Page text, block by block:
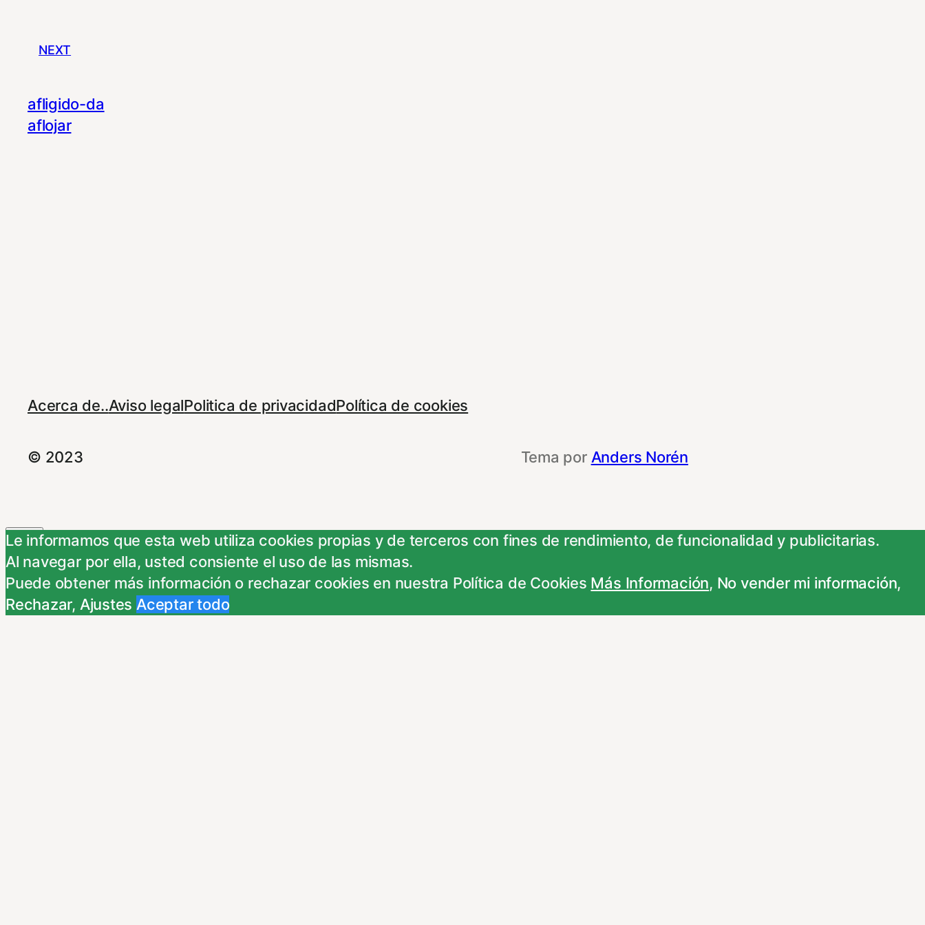
NEXT
afligido-da
aflojar
Acerca de..Aviso legalPolitica de privacidadPolítica de cookies
© 2023 Tema por Anders Norén
Le informamos que esta web utiliza cookies propias y de terceros con fines de rendimiento, de funcionalidad y publicitarias.
Al navegar por ella, usted consiente el uso de las mismas.
Puede obtener más información o rechazar cookies en nuestra Política de Cookies Más Información, No vender mi información,
Rechazar, Ajustes Aceptar todo
Cerrar
Resumen de privacidad